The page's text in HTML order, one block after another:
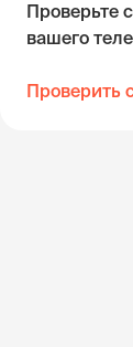
Проверьте
вашего
Проверить